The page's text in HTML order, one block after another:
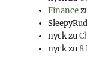
Finance
nyckzu
nyckzu 8